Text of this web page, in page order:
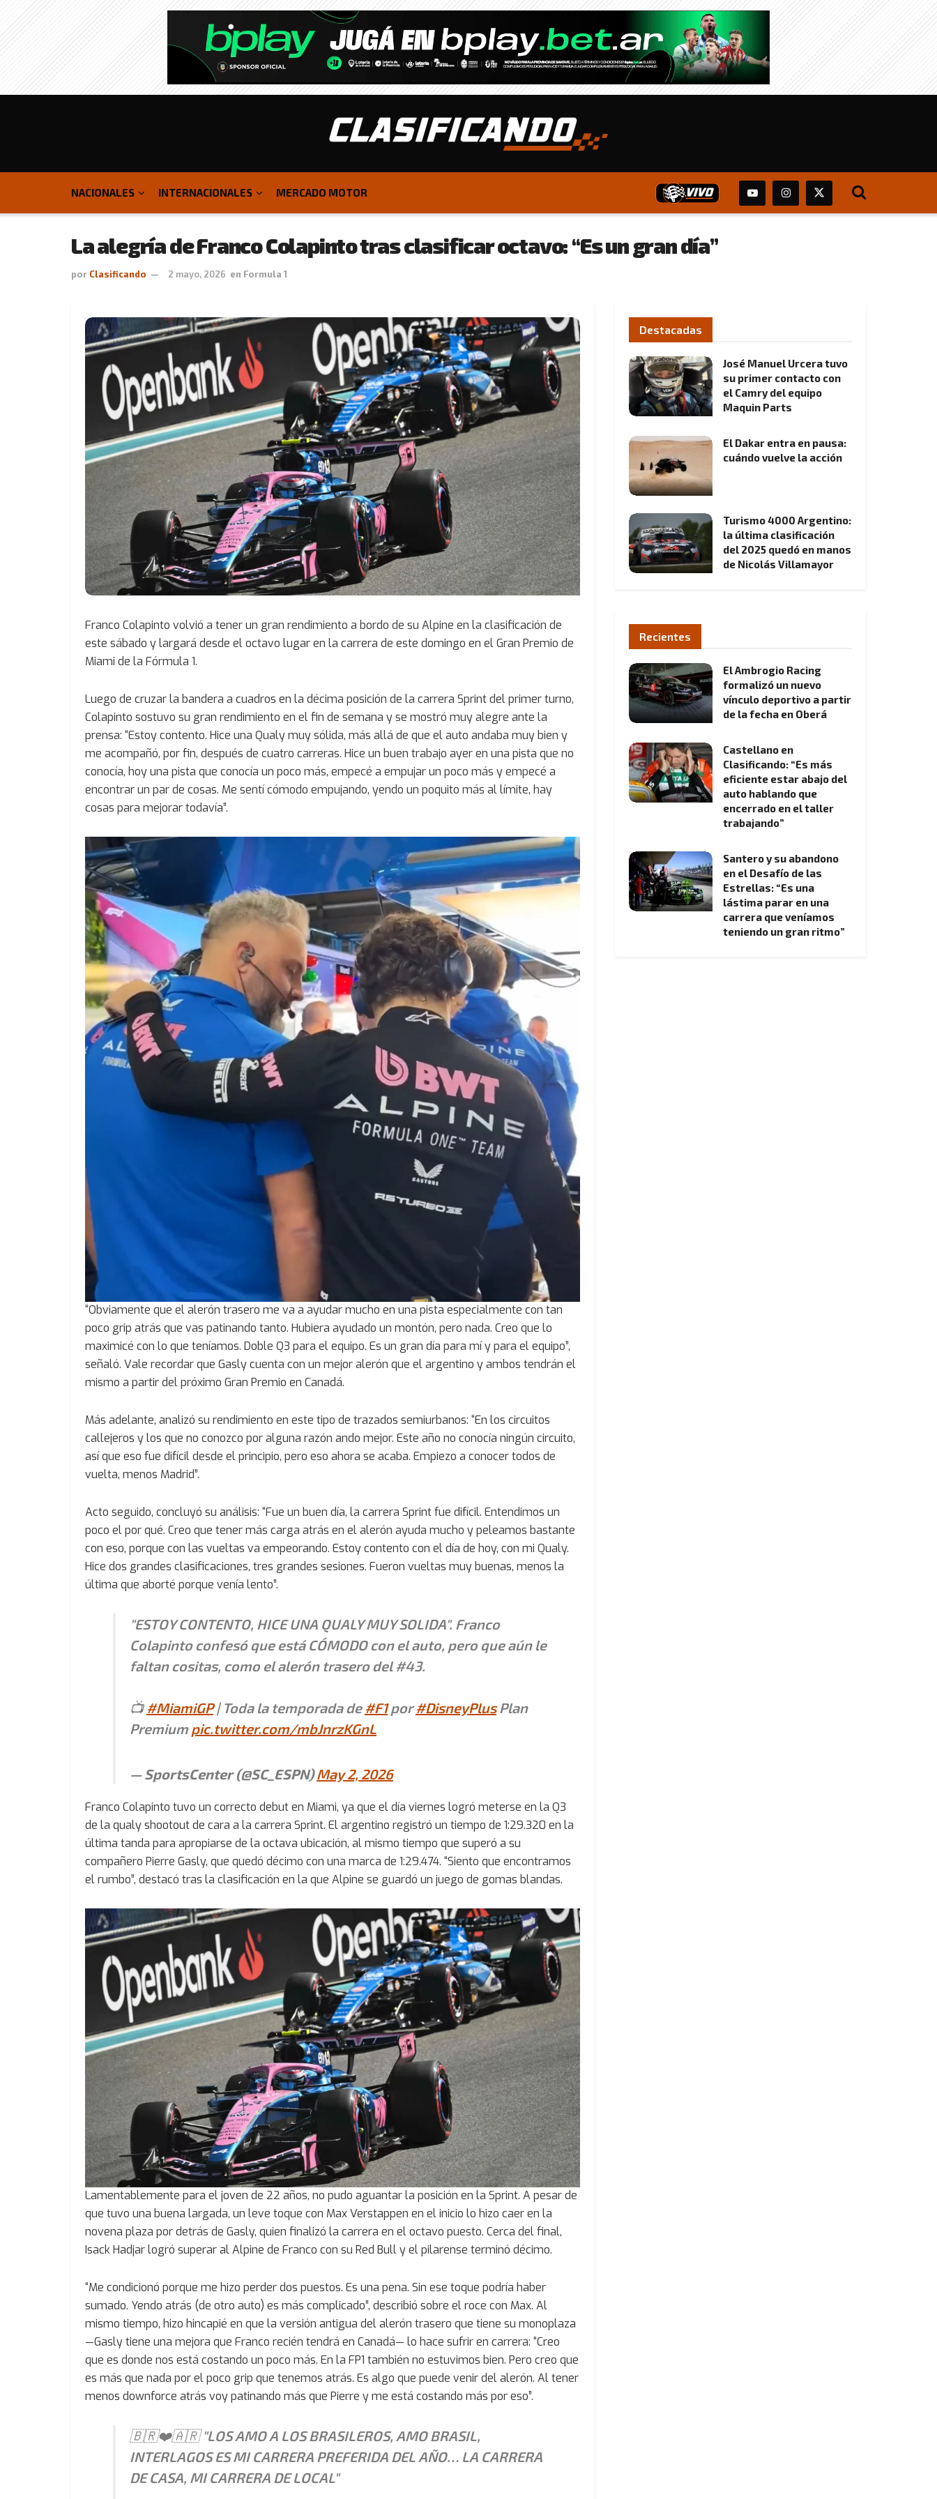
NACIONALES INTERNACIONALES MERCADO MOTOR
La alegría de Franco Colapinto tras clasificar octavo: “Es un gran día”
por Clasificando 2 mayo, 2026 en Formula 1
Franco Colapinto volvió a tener un gran rendimiento a bordo de su Alpine en la clasificación de
este sábado y largará desde el octavo lugar en la carrera de este domingo en el Gran Premio de
Miami de la Fórmula 1.
Luego de cruzar la bandera a cuadros en la décima posición de la carrera Sprint del primer turno,
Colapinto sostuvo su gran rendimiento en el fin de semana y se mostró muy alegre ante la
prensa: “Estoy contento. Hice una Qualy muy sólida, más allá de que el auto andaba muy bien y
me acompañó, por fin, después de cuatro carreras. Hice un buen trabajo ayer en una pista que no
conocía, hoy una pista que conocía un poco más, empecé a empujar un poco más y empecé a
encontrar un par de cosas. Me sentí cómodo empujando, yendo un poquito más al límite, hay
cosas para mejorar todavía”.
“Obviamente que el alerón trasero me va a ayudar mucho en una pista especialmente con tan
poco grip atrás que vas patinando tanto. Hubiera ayudado un montón, pero nada. Creo que lo
maximicé con lo que teníamos. Doble Q3 para el equipo. Es un gran día para mí y para el equipo”,
señaló. Vale recordar que Gasly cuenta con un mejor alerón que el argentino y ambos tendrán el
mismo a partir del próximo Gran Premio en Canadá.
Más adelante, analizó su rendimiento en este tipo de trazados semiurbanos: “En los circuitos
callejeros y los que no conozco por alguna razón ando mejor. Este año no conocía ningún circuito,
así que eso fue difícil desde el principio, pero eso ahora se acaba. Empiezo a conocer todos de
vuelta, menos Madrid”.
Acto seguido, concluyó su análisis: “Fue un buen día, la carrera Sprint fue difícil. Entendimos un
poco el por qué. Creo que tener más carga atrás en el alerón ayuda mucho y peleamos bastante
con eso, porque con las vueltas va empeorando. Estoy contento con el día de hoy, con mi Qualy.
Hice dos grandes clasificaciones, tres grandes sesiones. Fueron vueltas muy buenas, menos la
última que aborté porque venía lento”.
"ESTOY CONTENTO, HICE UNA QUALY MUY SOLIDA". Franco
Colapinto confesó que está CÓMODO con el auto, pero que aún le
faltan cositas, como el alerón trasero del #43.
📺 #MiamiGP| Toda la temporada de #F1por#DisneyPlusPlan
Premiumpic.twitter.com/mbJnrzKGnL
— SportsCenter (@SC_ESPN)May 2, 2026
Franco Colapinto tuvo un correcto debut en Miami, ya que el día viernes logró meterse en la Q3
de la qualy shootout de cara a la carrera Sprint. El argentino registró un tiempo de 1:29.320 en la
última tanda para apropiarse de la octava ubicación, al mismo tiempo que superó a su
compañero Pierre Gasly, que quedó décimo con una marca de 1:29.474. “Siento que encontramos
el rumbo”, destacó tras la clasificación en la que Alpine se guardó un juego de gomas blandas.
Lamentablemente para el joven de 22 años, no pudo aguantar la posición en la Sprint. A pesar de
que tuvo una buena largada, un leve toque con Max Verstappen en el inicio lo hizo caer en la
novena plaza por detrás de Gasly, quien finalizó la carrera en el octavo puesto. Cerca del final,
Isack Hadjar logró superar al Alpine de Franco con su Red Bull y el pilarense terminó décimo.
“Me condicionó porque me hizo perder dos puestos. Es una pena. Sin ese toque podría haber
sumado. Yendo atrás (de otro auto) es más complicado”, describió sobre el roce con Max. Al
mismo tiempo, hizo hincapié en que la versión antigua del alerón trasero que tiene su monoplaza
—Gasly tiene una mejora que Franco recién tendrá en Canadá— lo hace sufrir en carrera: “Creo
que es donde nos está costando un poco más. En la FP1 también no estuvimos bien. Pero creo que
es más que nada por el poco grip que tenemos atrás. Es algo que puede venir del alerón. Al tener
menos downforce atrás voy patinando más que Pierre y me está costando más por eso”.
🇧🇷❤️🇦🇷 "LOS AMO A LOS BRASILEROS, AMO BRASIL,
INTERLAGOS ES MI CARRERA PREFERIDA DEL AÑO… LA CARRERA
DE CASA, MI CARRERA DE LOCAL"
Destacadas
José Manuel Urcera tuvo
su primer contacto con
el Camry del equipo
Maquin Parts
El Dakar entra en pausa:
cuándo vuelve la acción
Turismo 4000 Argentino:
la última clasificación
del 2025 quedó en manos
de Nicolás Villamayor
Recientes
El Ambrogio Racing
formalizó un nuevo
vínculo deportivo a partir
de la fecha en Oberá
Castellano en
Clasificando: “Es más
eficiente estar abajo del
auto hablando que
encerrado en el taller
trabajando”
Santero y su abandono
en el Desafío de las
Estrellas: “Es una
lástima parar en una
carrera que veníamos
teniendo un gran ritmo”